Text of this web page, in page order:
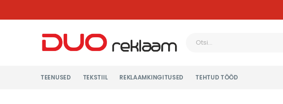
TEENUSED TEKSTIIL REKLAAMKINGITUSED TEHTUD TÖÖD